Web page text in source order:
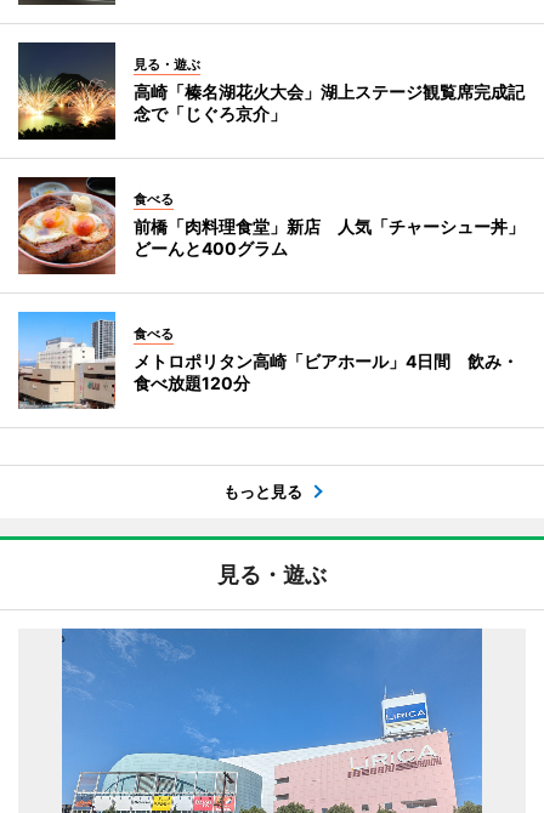
見る・遊ぶ
高崎「榛名湖花火大会」湖上ステージ観覧席完成記
念で「じぐろ京介」
食べる
前橋「肉料理食堂」新店 人気「チャーシュー丼」
どーんと400グラム
食べる
メトロポリタン高崎「ビアホール」4日間 飲み・
食べ放題120分
もっと見る
見る・遊ぶ